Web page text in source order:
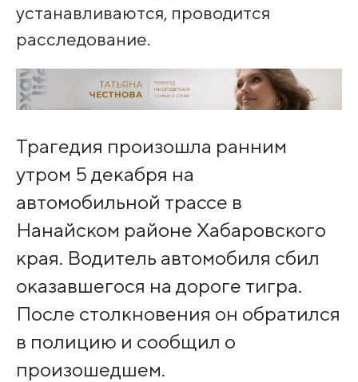
устанавливаются, проводится
расследование.
Трагедия произошла ранним
утром 5 декабря на
автомобильной трассе в
Нанайском районе Хабаровского
края. Водитель автомобиля сбил
оказавшегося на дороге тигра.
После столкновения он обратился
в полицию и сообщил о
произошедшем.